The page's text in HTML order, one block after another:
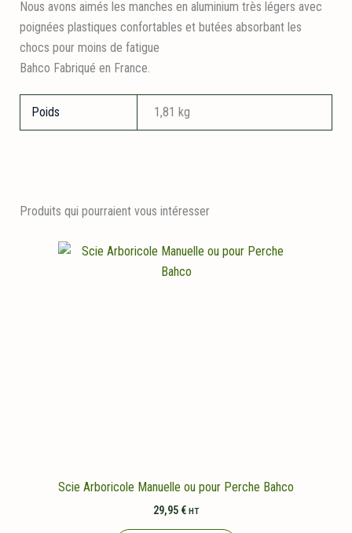
Nous avons aimés les manches en aluminium très légers avec
poignées plastiques confortables et butées absorbant les
chocs pour moins de fatigue
Bahco Fabriqué en France.
Poids 1,81 kg
Produits qui pourraient vous intéresser
Scie Arboricole Manuelle ou pour Perche Bahco
29,95 € HT